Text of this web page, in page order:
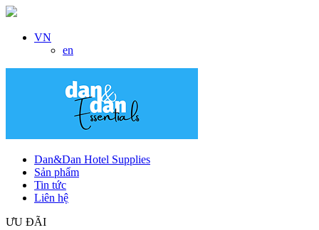
VN
en
Dan&Dan Hotel Supplies
Sản phẩm
Tin tức
Liên hệ
ƯU ĐÃI